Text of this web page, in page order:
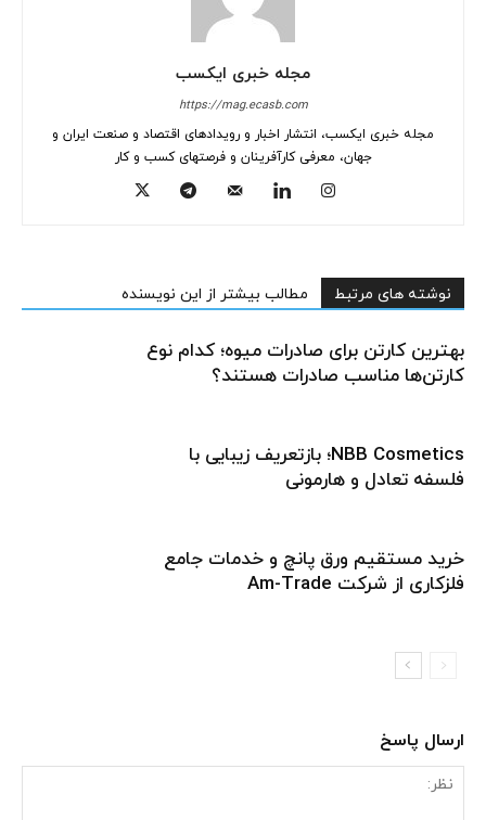
مجله خبری ایکسب
https://mag.ecasb.com
مجله خبری ایکسب، انتشار اخبار و رویدادهای اقتصاد و صنعت ایران و
جهان، معرفی کارآفرینان و فرصتهای کسب و کار
نوشته های مرتبط مطالب بیشتر از این نویسنده
بهترین کارتن برای صادرات میوه؛ کدام نوع
کارتن‌ها مناسب صادرات هستند؟
NBB Cosmetics؛ بازتعریف زیبایی با
فلسفه تعادل و هارمونی
خرید مستقیم ورق پانچ و خدمات جامع
فلزکاری از شرکت Am-Trade
ارسال پاسخ